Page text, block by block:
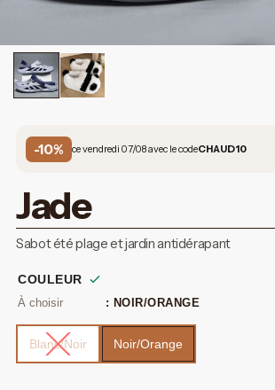
-10% ce vendredi 07/08 avec le codeCHAUD10
Jade
Sabot été plage et jardin antidérapant
COULEUR
: NOIR/ORANGE
Blanc/Noir Noir/Orange